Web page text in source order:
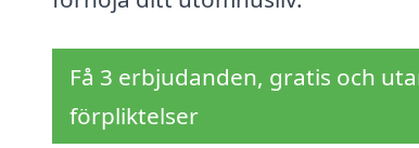
Få 3 erbjudanden, gratis och
förpliktelser